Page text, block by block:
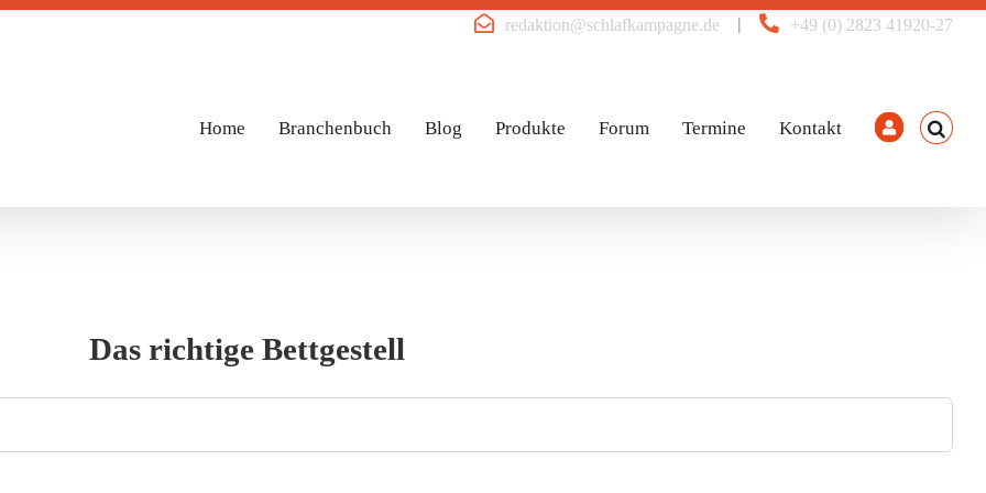
+49 (0) 2823 41920-27
|
redaktion@schlafkampagne.de
Home Branchenbuch Blog Produkte Forum Termine Kontakt
Das richtige Bettgestell